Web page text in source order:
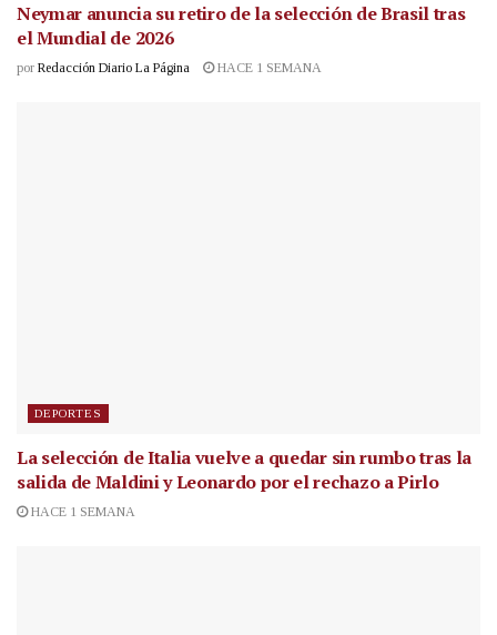
Neymar anuncia su retiro de la selección de Brasil tras
el Mundial de 2026
por Redacción Diario La Página HACE 1 SEMANA
DEPORTES
La selección de Italia vuelve a quedar sin rumbo tras la
salida de Maldini y Leonardo por el rechazo a Pirlo
HACE 1 SEMANA